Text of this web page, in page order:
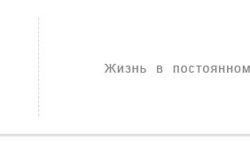
Жизнь в постоянном путешествии